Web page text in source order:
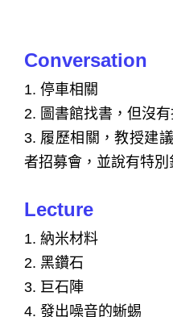
Conversation
1. 停車相關
2. 圖書館找書，但沒有
3. 履歷相關，教授建
者招募會，並說有特
Lecture
1. 納米材料
2. 黑鑽石
3. 巨石陣
4. 發出噪音的蜥蜴